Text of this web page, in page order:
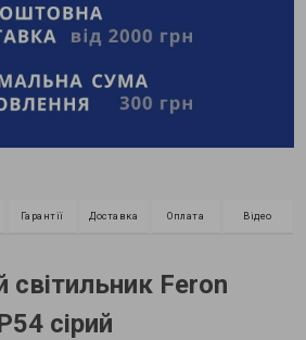
Гарантії Доставка Оплата Відео
світильник Feron
сірий